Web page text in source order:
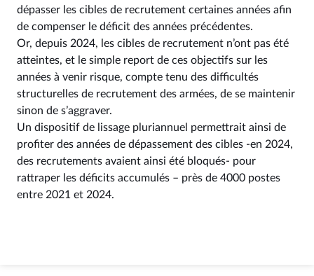
dépasser les cibles de recrutement certaines années afin
de compenser le déficit des années précédentes.
Or, depuis 2024, les cibles de recrutement n’ont pas été
atteintes, et le simple report de ces objectifs sur les
années à venir risque, compte tenu des difficultés
structurelles de recrutement des armées, de se maintenir
sinon de s’aggraver.
Un dispositif de lissage pluriannuel permettrait ainsi de
profiter des années de dépassement des cibles -en 2024,
des recrutements avaient ainsi été bloqués- pour
rattraper les déficits accumulés – près de 4000 postes
entre 2021 et 2024.